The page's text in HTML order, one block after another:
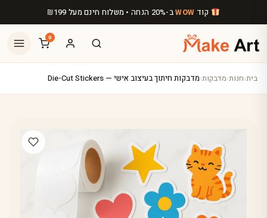
דלג לתוכן הראשי קוד WOWב-20% הנחה • משלוח חינם מעל ₪199
0
בית›חנות›מדבקות›מדבקות חיתוך בעיצוב אישי — Die-Cut Stickers